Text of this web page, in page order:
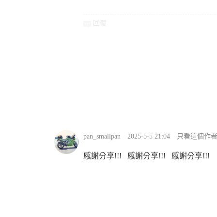
pan_smallpan 2025-5-5 21:04 只看這個作者
感謝分享!!! 感謝分享!!! 感謝分享!!!